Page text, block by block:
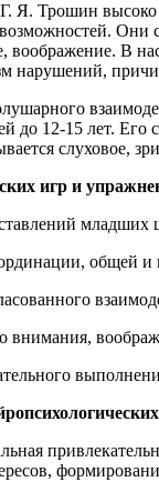
Я. Трошин высоко
Они
воображение. В
нарушений,
до 12-15 лет.
слуховое,
игр и
младших
общей
внимания,